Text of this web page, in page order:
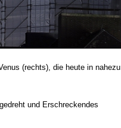
(rechts), die heute in
und Erschreckendes